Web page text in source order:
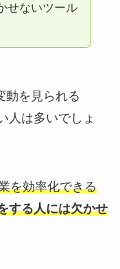
せないツール
動を見られる
人は多いでしょ
を効率化できる
する人には欠かせ